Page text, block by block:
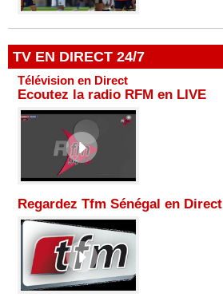
TV EN DIRECT 24/7
Télévision en Direct
Ecoutez la radio RFM en LIVE
Regardez Tfm Sénégal en Direct